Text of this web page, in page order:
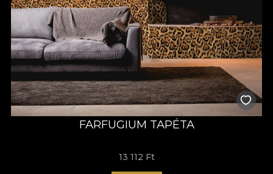
FARFUGIUM TAPÉTA
13 112 Ft